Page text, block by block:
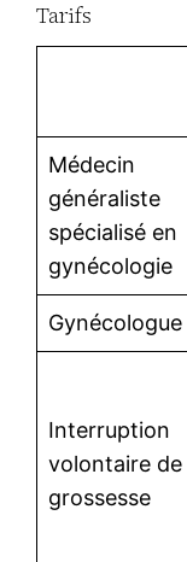
Tarifs
Médecin
généraliste
spécialisé en
gynécologie
Gynécologue
Interruption
volontaire de
grossesse